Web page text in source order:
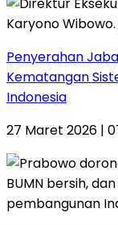
Penyerahan
Kematangan
Indonesia
27 Maret 2026 |